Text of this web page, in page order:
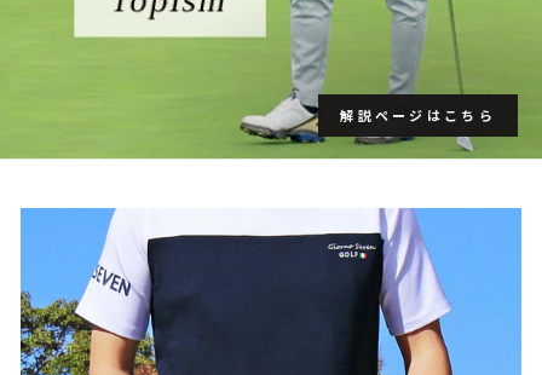
解説ページはこちら